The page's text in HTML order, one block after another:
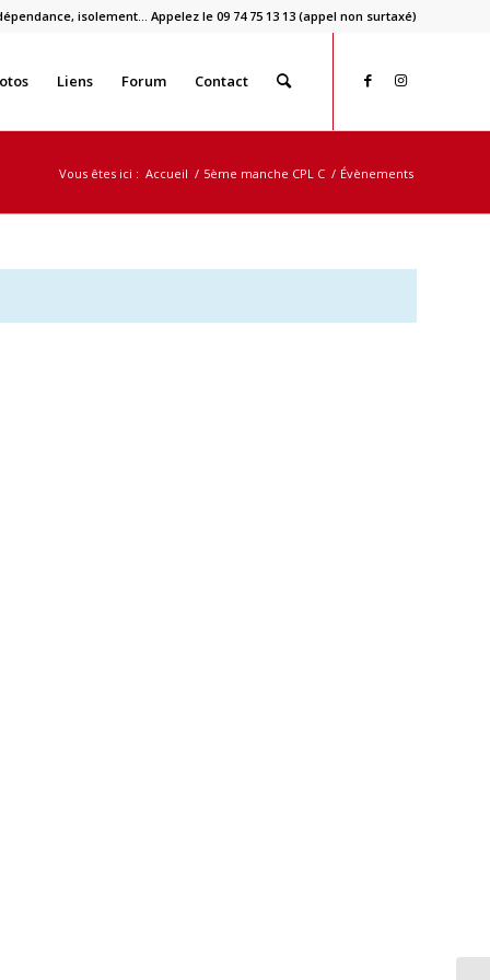
isolement… Appelez le 09 74 75 13 13 (appel non surtaxé)
Liens Forum Contact
Vous êtes ici : Accueil / 5ème manche CPL C / Évènements